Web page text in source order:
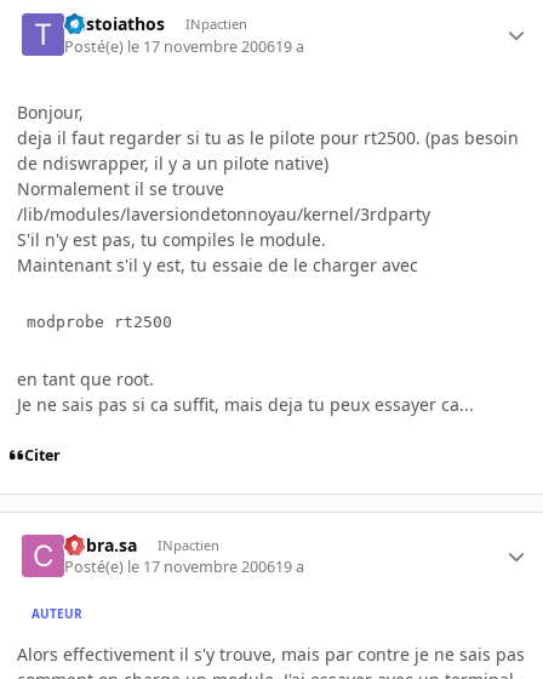
taistoiathos INpactien
Posté(e) le 17 novembre 200619 a
Bonjour,
deja il faut regarder si tu as le pilote pour rt2500. (pas besoin
de ndiswrapper, il y a un pilote native)
Normalement il se trouve
/lib/modules/laversiondetonnoyau/kernel/3rdparty
S'il n'y est pas, tu compiles le module.
Maintenant s'il y est, tu essaie de le charger avec
modprobe rt2500
en tant que root.
Je ne sais pas si ca suffit, mais deja tu peux essayer ca...
Citer
Cobra.sa INpactien
Posté(e) le 17 novembre 200619 a
AUTEUR
Alors effectivement il s'y trouve, mais par contre je ne sais pas